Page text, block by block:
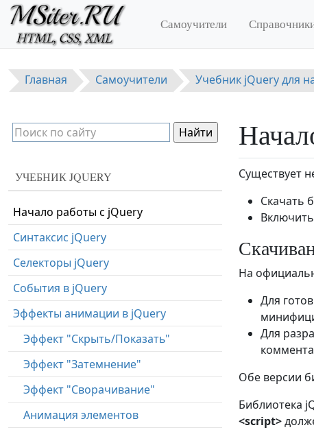
Перейти к основному содержанию
Самоучители
Главная Самоучители Учебник jQuery для
Существует
Скачать
На
Для
Для
Обе версии
Библиотека
<script>
УЧЕБНИК JQUERY
Начало работы с jQuery
Синтаксис jQuery
Селекторы jQuery
События в jQuery
Эффекты анимации в jQuery
Эффект "Скрыть/Показать"
Эффект "Затемнение"
Эффект "Сворачивание"
Анимация элементов